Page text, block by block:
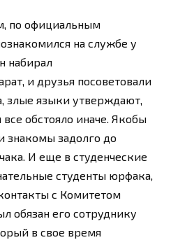
по официальным
на службе у
набирал
и друзья посоветовали
злые языки утверждают,
обстояло иначе. Якобы
задолго до
И еще в студенческие
студенты юрфака,
с Комитетом
обязан его сотруднику
в свое время